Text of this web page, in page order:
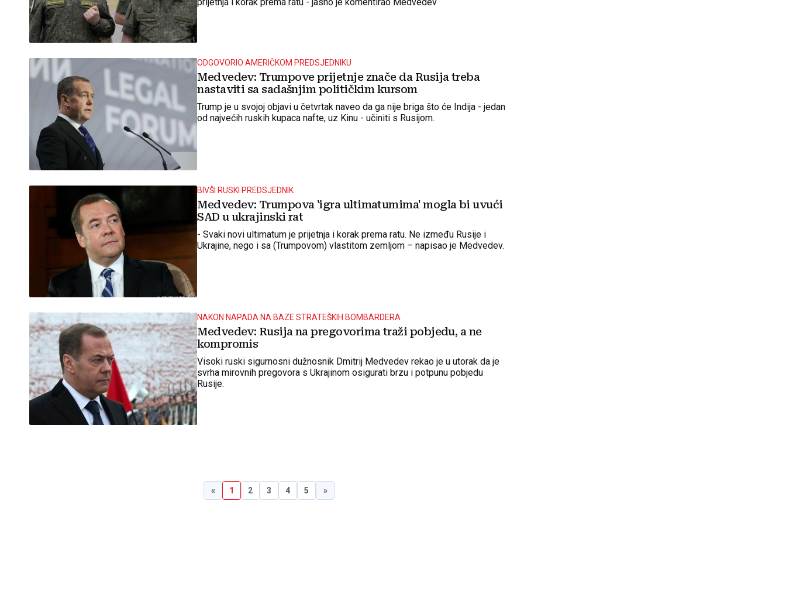
ODGOVORIO AMERIČKOM PREDSJEDNIKU
Medvedev: Trumpove prijetnje znače da Rusija treba
nastaviti sa sadašnjim političkim kursom
Trump je u svojoj objavi u četvrtak naveo da ga nije briga što će Indija - jedan
od najvećih ruskih kupaca nafte, uz Kinu - učiniti s Rusijom.
BIVŠI RUSKI PREDSJEDNIK
Medvedev: Trumpova 'igra ultimatumima' mogla bi uvući
SAD u ukrajinski rat
- Svaki novi ultimatum je prijetnja i korak prema ratu. Ne između Rusije i
Ukrajine, nego i sa (Trumpovom) vlastitom zemljom – napisao je Medvedev.
NAKON NAPADA NA BAZE STRATEŠKIH BOMBARDERA
Medvedev: Rusija na pregovorima traži pobjedu, a ne
kompromis
Visoki ruski sigurnosni dužnosnik Dmitrij Medvedev rekao je u utorak da je
svrha mirovnih pregovora s Ukrajinom osigurati brzu i potpunu pobjedu
Rusije.
« 1 2 3 4 5 »